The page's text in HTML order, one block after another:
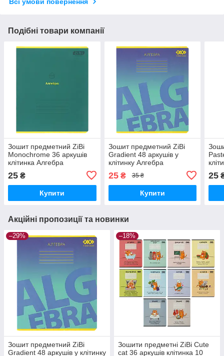
Всі умови повернення
Подібні товари компанії
Зошит предметний ZiBi
Monochrome 36 аркушів
клітинка Алгебра
25 ₴
Купити
Зошит предметний ZiBi
Gradient 48 аркушів у
клітинку Алгебра
25₴ 35 ₴
Купити
25
Акційні пропозиції та новинки
–29%
Зошит предметний ZiBi
Gradient 48 аркушів у клітинку
–18%
Зошити предметні ZiBi Cute
cat 36 аркушів клітинка 10